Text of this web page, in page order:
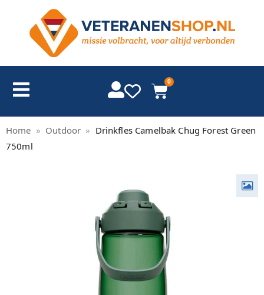
0
Home » Outdoor » Drinkfles Camelbak Chug Forest Green
750ml